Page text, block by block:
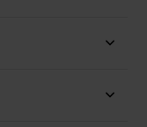
bis 18kHz betragen.